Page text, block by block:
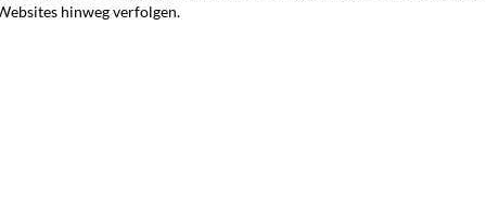
hinweg verfolgen.